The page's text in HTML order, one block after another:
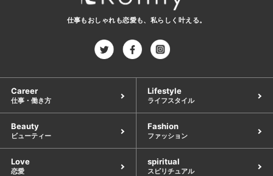
仕事もおしゃれも恋愛も、 私らしく叶える。
Career
仕事・働き方
Lifestyle
ライフスタイル
Beauty
ビューティー
Fashion
ファッション
Love
恋愛
spiritual
スピリチュアル